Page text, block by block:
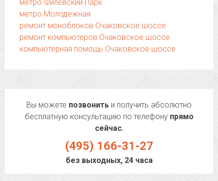
метро Филевский Парк
метро Молодежная
ремонт моноблоков Очаковское шоссе
ремонт компьютеров Очаковское шоссе
компьютерная помощь Очаковское шоссе
Вы можете позвонить и получить абсолютно
бесплатную консультацию по телефону прямо
сейчас.
(495) 166-31-27
без выходных, 24 часа